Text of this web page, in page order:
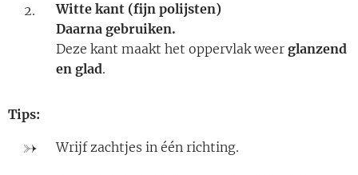
Witte kant (fijn polijsten)
Daarna gebruiken.
Deze kant maakt het oppervlak weer glanzend
en glad.
Tips:
Wrijf zachtjes in één richting.